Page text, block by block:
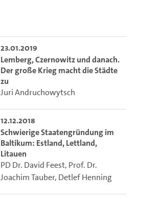
23.01.2019
Lemberg, Czernowitz und danach.
Der große Krieg macht die Städte
zu
Juri Andruchowytsch
12.12.2018
Schwierige Staatengründung im
Baltikum: Estland, Lettland,
Litauen
PD Dr. David Feest, Prof. Dr.
Joachim Tauber, Detlef Henning